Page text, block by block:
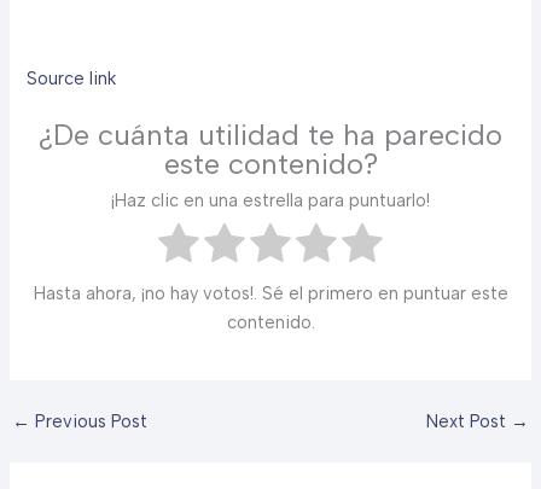
Source link
¿De cuánta utilidad te ha parecido
este contenido?
¡Haz clic en una estrella para puntuarlo!
Hasta ahora, ¡no hay votos!. Sé el primero en puntuar este
contenido.
← Previous Post Next Post →